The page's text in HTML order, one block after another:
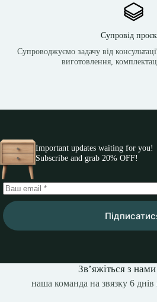
Супровід
Супроводжуємо задачу від
виготовлення,
Important updates waiting for you!
Subscribe and grab 20% OFF!
Зв’яжіться з нами
наша команда на звязку 6